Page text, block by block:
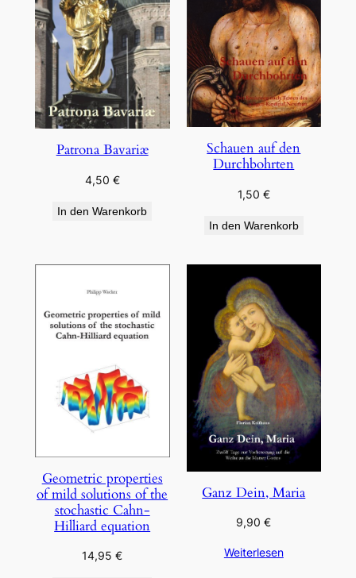
Patrona Bavariæ
4,50 €
In den Warenkorb
Schauen auf den
Durchbohrten
1,50 €
In den Warenkorb
Geometric properties
of mild solutions of the
stochastic Cahn-
Hilliard equation
14,95€
Ganz Dein, Maria
9,90€
Weiterlesen